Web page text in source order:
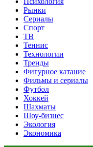
Рынки
Сериалы
Спорт
ТВ
Теннис
Технологии
Тренды
Фигурное катание
Фильмы и сериалы
Футбол
Хоккей
Шахматы
Шоу-бизнес
Экология
Экономика